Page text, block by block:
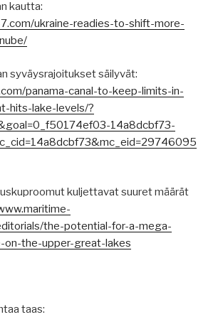
kautta:
ukraine-readies-to-shift-more-
syväysrajoitukset säilyvät:
panama-canal-to-keep-limits-in-
hits-lake-levels/?
14a8dcbf73-
kuljettavat suuret määrät
the-potential-for-a-mega-
the-upper-great-lakes
taas: